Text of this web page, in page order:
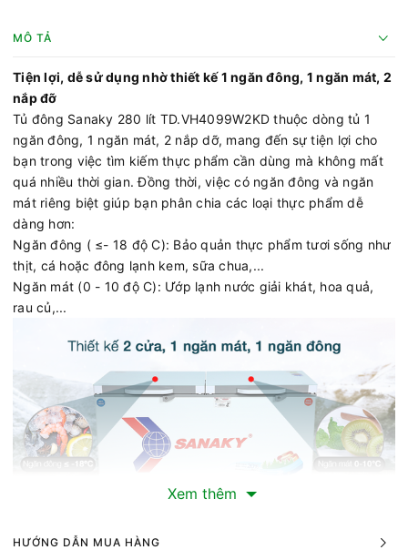
MÔ TẢ
Tiện lợi, dễ sử dụng nhờ thiết kế 1 ngăn đông, 1 ngăn mát, 2
nắp đỡ
Tủ đông Sanaky 280 lít TD.VH4099W2KD thuộc dòng tủ 1
ngăn đông, 1 ngăn mát, 2 nắp dỡ, mang đến sự tiện lợi cho
bạn trong việc tìm kiếm thực phẩm cần dùng mà không mất
quá nhiều thời gian. Đồng thời, việc có ngăn đông và ngăn
mát riêng biệt giúp bạn phân chia các loại thực phẩm dễ
dàng hơn:
Ngăn đông ( ≤- 18 độ C): Bảo quản thực phẩm tươi sống như
thịt, cá hoặc đông lạnh kem, sữa chua,...
Ngăn mát (0 - 10 độ C): Ướp lạnh nước giải khát, hoa quả,
rau củ,...
Xem thêm
HƯỚNG DẪN MUA HÀNG